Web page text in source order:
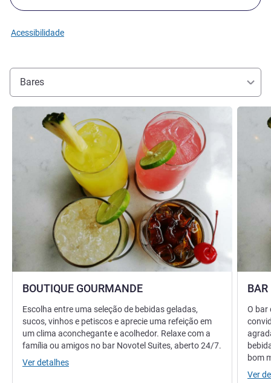
Acessibilidade
Bares
BOUTIQUE GOURMANDE
Ver detalhes
Escolha entre uma seleção de bebidas geladas,
sucos, vinhos e petiscos e aprecie uma refeição em
um clima aconchegante e acolhedor. Relaxe com a
família ou amigos no bar Novotel Suites, aberto 24/7.
Ver detalhes
BAR
Ver
O bar
bom
Ver